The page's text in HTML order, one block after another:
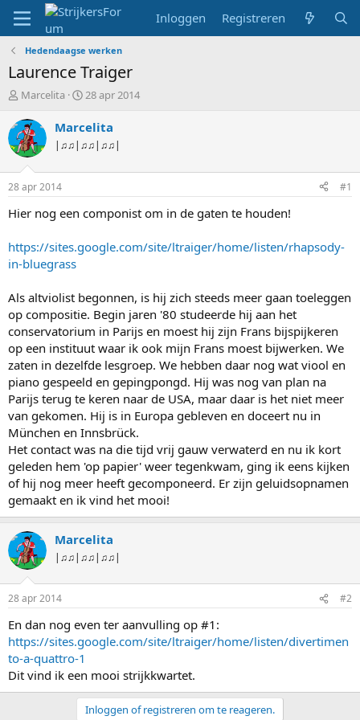
Inloggen Registreren
Hedendaagse werken
Laurence Traiger
T
p
i
c
s
a
r
r
Marcelita
S
a
t
t
u
28 apr 2014
Marcelita
|♫♫|♫♫|♫♫|
28 apr 2014 #1
Hier nog een componist om in de gaten te houden!
https://sites.google.com/site/ltraiger/home/listen/rhapsody-
in-bluegrass
Als altviolist begonnen, is hij zich steeds meer gaan toeleggen
op compositie. Begin jaren '80 studeerde hij aan het
conservatorium in Parijs en moest hij zijn Frans bijspijkeren
op een instituut waar ik ook mijn Frans moest bijwerken. We
zaten in dezelfde lesgroep. We hebben daar nog wat viool en
piano gespeeld en gepingpongd. Hij was nog van plan na
Parijs terug te keren naar de USA, maar daar is het niet meer
van gekomen. Hij is in Europa gebleven en doceert nu in
München en Innsbrück.
Het contact was na die tijd vrij gauw verwaterd en nu ik kort
geleden hem 'op papier' weer tegenkwam, ging ik eens kijken
of hij nog meer heeft gecomponeerd. Er zijn geluidsopnamen
gemaakt en ik vind het mooi!
Marcelita
|♫♫|♫♫|♫♫|
28 apr 2014 #2
En dan nog even ter aanvulling op #1:
https://sites.google.com/site/ltraiger/home/listen/divertimen
to-a-quattro-1
Dit vind ik een mooi strijkkwartet.
Inloggen of registreren om te reageren.